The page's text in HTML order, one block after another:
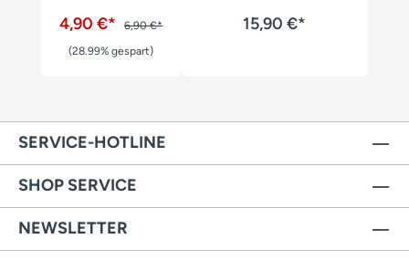
4,90 €*
6,90 €*
(28.99% gespart)
15,90 €*
SERVICE-HOTLINE
SHOP SERVICE
NEWSLETTER